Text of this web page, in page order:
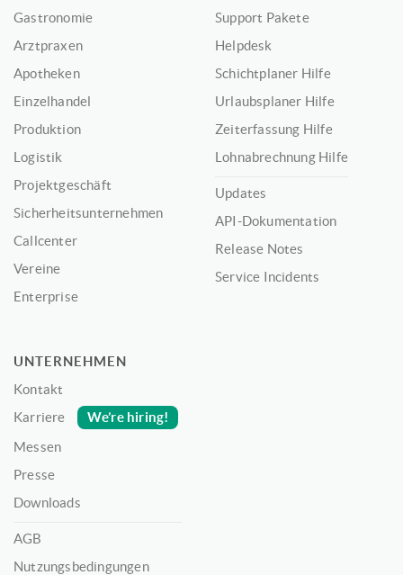
Gastronomie
Arztpraxen
Apotheken
Einzelhandel
Produktion
Logistik
Projektgeschäft
Sicherheitsunternehmen
Callcenter
Vereine
Enterprise
Support Pakete
Helpdesk
Schichtplaner Hilfe
Urlaubsplaner Hilfe
Zeiterfassung Hilfe
Lohnabrechnung Hilfe
Updates
API-Dokumentation
Release Notes
Service Incidents
UNTERNEHMEN
Kontakt
Karriere
We’re hiring!
Messen
Presse
Downloads
AGB
Nutzungsbedingungen